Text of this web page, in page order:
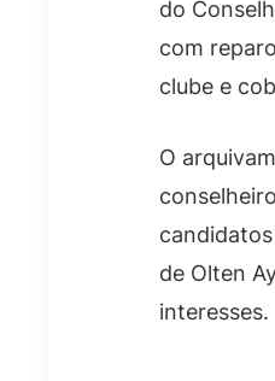
do
com
clube e
O
de Olten
interesses.